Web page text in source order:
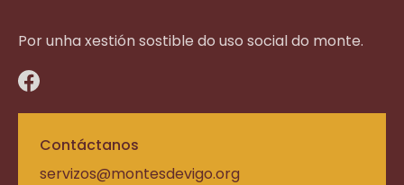
Por unha xestión sostible do uso social do monte.
Contáctanos
servizos@montesdevigo.org